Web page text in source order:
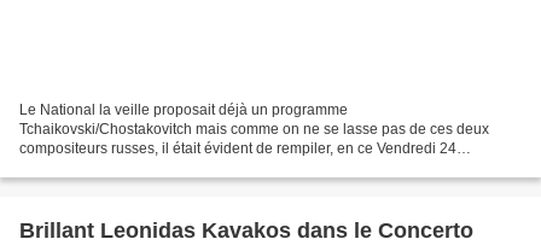
Le National la veille proposait déjà un programme
Tchaikovski/Chostakovitch mais comme on ne se lasse pas de ces deux
compositeurs russes, il était évident de rempiler, en ce Vendredi 24
Brillant Leonidas Kavakos dans le Concerto